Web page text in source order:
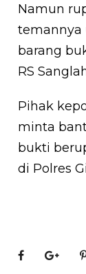
Namun
temannya
barang
RS
Pihak
minta
bukti
di Polres